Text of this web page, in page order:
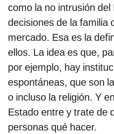
como la no intrusión del
decisiones de la familia
mercado. Esa es la
ellos. La idea es que,
por ejemplo, hay
espontáneas, que son
o incluso la religión. Y
Estado entre y trate de
personas qué hacer.